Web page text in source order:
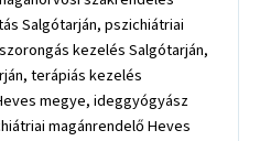
Salgótarján, pszichiátriai
kezelés Salgótarján,
terápiás kezelés
megye, ideggyógyász
magánrendelő Heves